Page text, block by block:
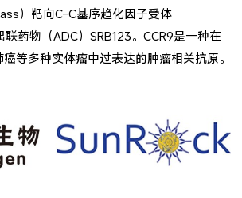
）靶向C-C基序趋化因子受体
药物（ADC）SRB123。CCR9是一种在
等多种实体瘤中过表达的肿瘤相关抗原。